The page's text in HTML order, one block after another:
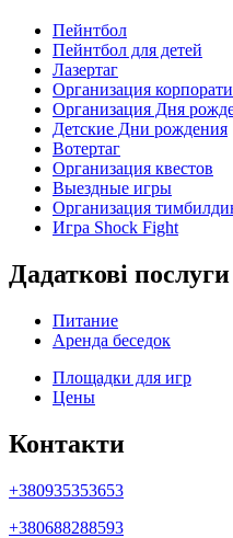
Пейнтбол
Пейнтбол для детей
Лазертаг
Организация
Организация Дня
Детские Дни рождения
Вотертаг
Организация квестов
Выездные игры
Организация
Игра Shock Fight
Дадаткові послуги
Питание
Аренда беседок
Площадки для игр
Цены
Контакти
+380935353653
+380688288593